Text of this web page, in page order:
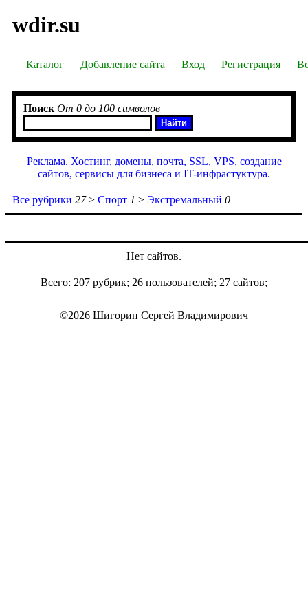
wdir.su
Каталог Добавление сайта Вход Регистрация
Поиск От 0 до 100 символов
Реклама. Хостинг, домены, почта, SSL, VPS, создание
сайтов, сервисы для бизнеса и IT-инфрастуктура.
Все рубрики 27> Спорт 1 > Экстремальный 0
Нет сайтов.
Всего: 207 рубрик; 26 пользователей; 27 сайтов;
©2026 Шигорин Сергей Владимирович